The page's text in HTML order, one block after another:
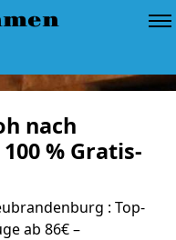
nach
% Gratis-
: Top-
ab 86€ –